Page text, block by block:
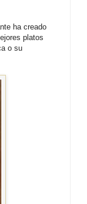
ha creado
platos
o su